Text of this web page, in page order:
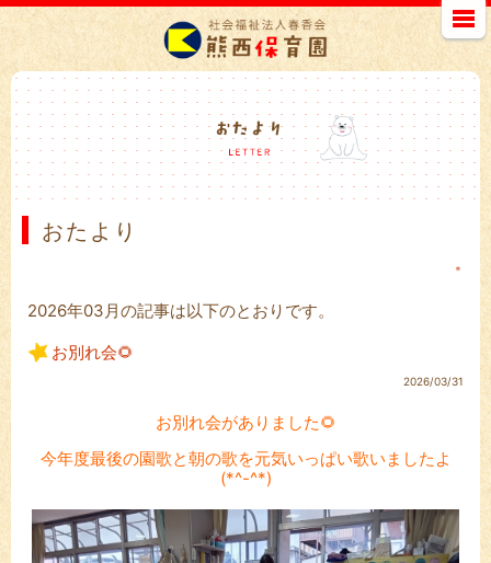
おたより
＊
2026年03月の記事は以下のとおりです。
お別れ会🌻
2026/03/31
お別れ会がありました🌻
今年度最後の園歌と朝の歌を元気いっぱい歌いましたよ
(*^-^*)